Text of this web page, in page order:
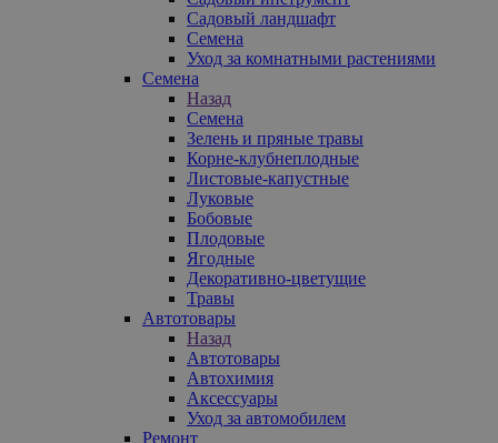
Садовый ландшафт
Семена
Уход за комнатными растениями
Семена
Назад
Семена
Зелень и пряные травы
Корне-клубнеплодные
Листовые-капустные
Луковые
Бобовые
Плодовые
Ягодные
Декоративно-цветущие
Травы
Автотовары
Назад
Автотовары
Автохимия
Аксессуары
Уход за автомобилем
Ремонт